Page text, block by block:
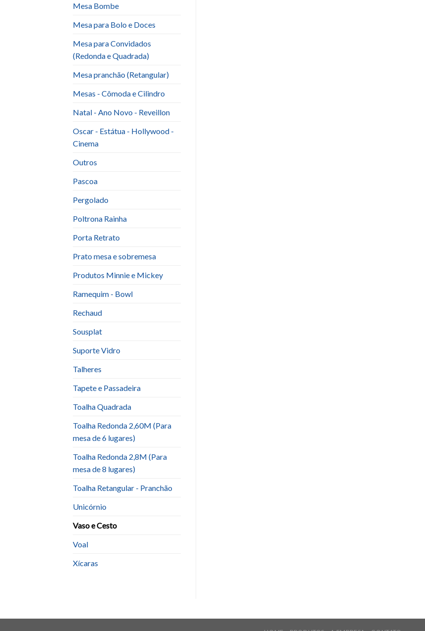
Mesa Bombe
Mesa para Bolo e Doces
Mesa para Convidados
(Redonda e Quadrada)
Mesa pranchão (Retangular)
Mesas - Cômoda e Cilindro
Natal - Ano Novo - Reveillon
Oscar - Estátua - Hollywood -
Cinema
Outros
Pascoa
Pergolado
Poltrona Rainha
Porta Retrato
Prato mesa e sobremesa
Produtos Minnie e Mickey
Ramequim - Bowl
Rechaud
Sousplat
Suporte Vidro
Talheres
Tapete e Passadeira
Toalha Quadrada
Toalha Redonda 2,60M (Para
mesa de 6 lugares)
Toalha Redonda 2,8M (Para
mesa de 8 lugares)
Toalha Retangular - Pranchão
Unicórnio
Vaso e Cesto
Voal
Xícaras